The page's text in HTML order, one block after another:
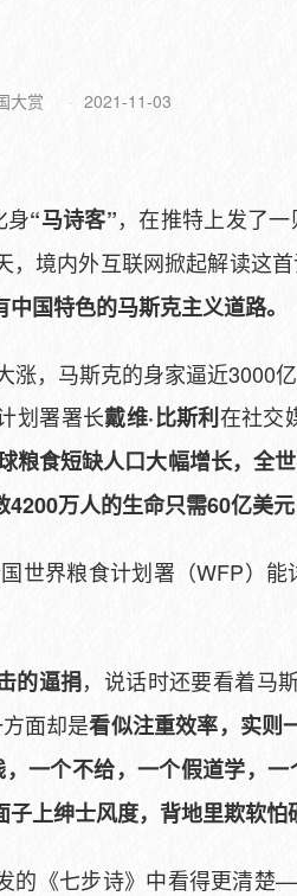
大赏 2021-11-03
身“马诗客”，在推特上发了
境内外互联网掀起解读这首
国特色的马斯克主义道路。
涨，马斯克的身家逼近3000
划署署长戴维·比斯利在社交
粮食短缺人口大幅增长，全
4200万人的生命只需60亿美
世界粮食计划署（WFP）
的逼捐，说话时还要看着马
面却是看似注重效率，实则
一个不给，一个假道学，一
上绅士风度，背地里欺软怕
的《七步诗》中看得更清楚